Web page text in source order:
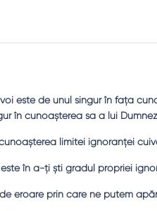
este de unul singur în faţa
în cunoaşterea sa a lui
limitei ignoranţei
în a-ţi şti gradul propriei
eroare prin care ne putem